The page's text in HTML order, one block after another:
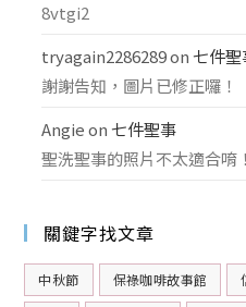
8vtgi2
tryagain2286289on 七件聖
謝謝告知，圖片已修正囉！
Angie on 七件聖事
聖洗聖事的照片不太適合唷！
關鍵字找文章
中秋節 保祿咖啡故事館